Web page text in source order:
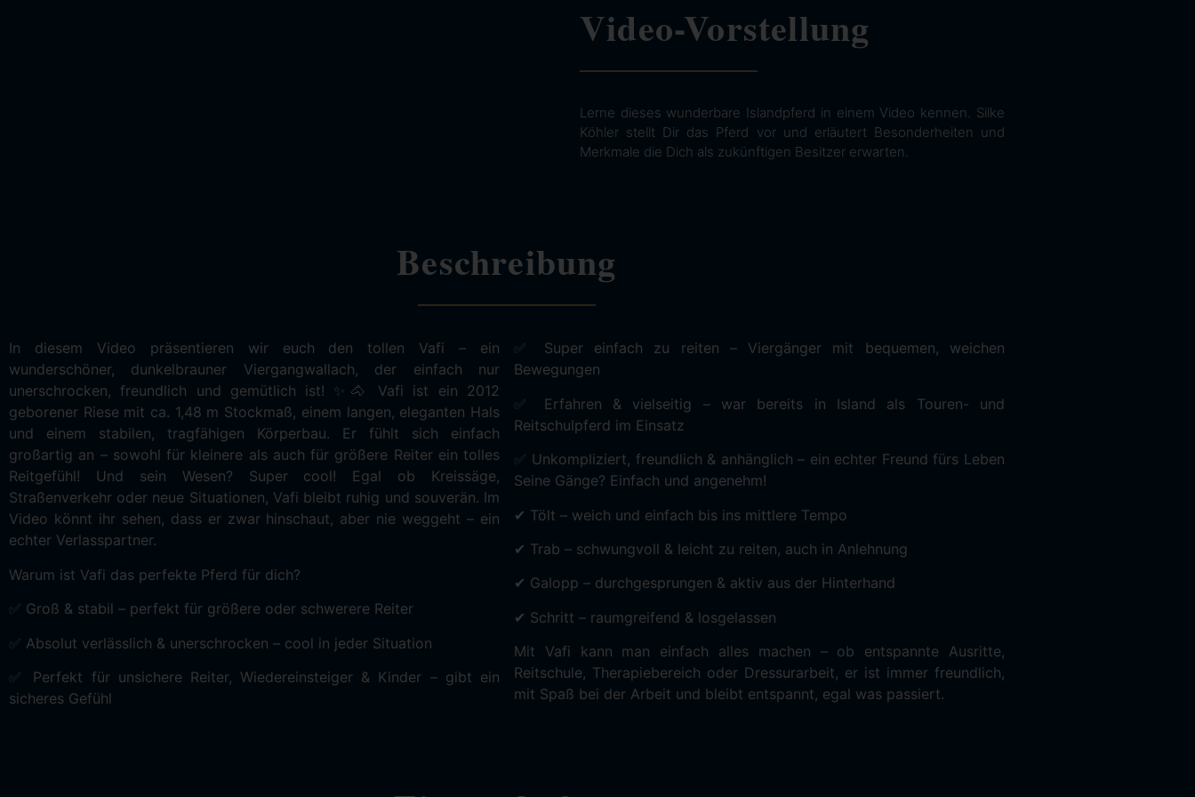
Video-Vorstellung
Lerne dieses wunderbare Islandpferd in einem Video kennen. Silke
Köhler stellt Dir das Pferd vor und erläutert Besonderheiten und
Merkmale die Dich als zukünftigen Besitzer erwarten.
Beschreibung
In diesem Video präsentieren wir euch den tollen Vafi – ein
wunderschöner, dunkelbrauner Viergangwallach, der einfach nur
unerschrocken, freundlich und gemütlich ist! ✨🐴 Vafi ist ein 2012
geborener Riese mit ca. 1,48 m Stockmaß, einem langen, eleganten Hals
und einem stabilen, tragfähigen Körperbau. Er fühlt sich einfach
großartig an – sowohl für kleinere als auch für größere Reiter ein tolles
Reitgefühl! Und sein Wesen? Super cool! Egal ob Kreissäge,
Straßenverkehr oder neue Situationen, Vafi bleibt ruhig und souverän. Im
Video könnt ihr sehen, dass er zwar hinschaut, aber nie weggeht – ein
echter Verlasspartner.
Warum ist Vafi das perfekte Pferd für dich?
✅ Groß & stabil – perfekt für größere oder schwerere Reiter
✅ Absolut verlässlich & unerschrocken – cool in jeder Situation
✅ Perfekt für unsichere Reiter, Wiedereinsteiger & Kinder – gibt ein
sicheres Gefühl
✅ Super einfach zu reiten – Viergänger mit bequemen, weichen
Bewegungen
✅ Erfahren & vielseitig – war bereits in Island als Touren- und
Reitschulpferd im Einsatz
✅ Unkompliziert, freundlich & anhänglich – ein echter Freund fürs Leben
Seine Gänge? Einfach und angenehm!
✔ Tölt – weich und einfach bis ins mittlere Tempo
✔ Trab – schwungvoll & leicht zu reiten, auch in Anlehnung
✔ Galopp – durchgesprungen & aktiv aus der Hinterhand
✔ Schritt – raumgreifend & losgelassen
Mit Vafi kann man einfach alles machen – ob entspannte Ausritte,
Reitschule, Therapiebereich oder Dressurarbeit, er ist immer freundlich,
mit Spaß bei der Arbeit und bleibt entspannt, egal was passiert.